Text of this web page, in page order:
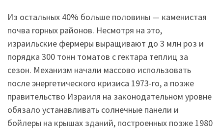
Из остальных 40% больше половины — каменистая
почва горных районов. Несмотря на это,
израильские фермеры выращивают до 3 млн роз и
порядка 300 тонн томатов с гектара теплиц за
сезон. Механизм начали массово использовать
после энергетического кризиса 1973-го, а позже
правительство Израиля на законодательном уровне
обязало устанавливать солнечные панели и
бойлеры на крышах зданий, построенных позже 1980